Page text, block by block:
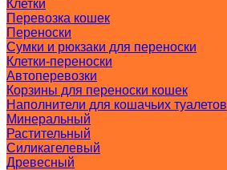
Клетки
Перевозка кошек
Переноски
Сумки и рюкзаки для переноски
Клетки-переноски
Автоперевозки
Корзины для переноски кошек
Наполнители для кошачьих туалетов
Минеральный
Растительный
Силикагелевый
Древесный